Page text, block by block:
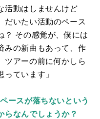
活動はしませんけど
だいたい活動のペース
？ その感覚が、僕には
みの新曲もあって、作
ツアーの前に何かしら
ています」
ースが落ちないという
らなんでしょうか？